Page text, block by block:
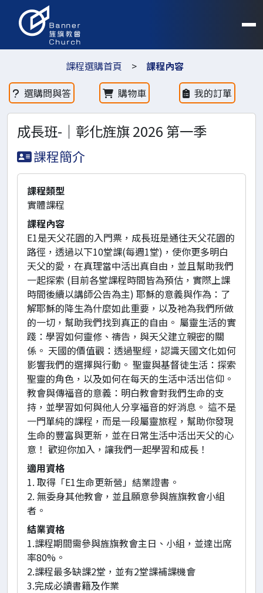
課程選購首頁 >
課程內容
選購問與答
購物車 我的訂單
成長班-｜彰化旌旗 2026 第一季
課程簡介
課程類型
實體課程
課程內容
E1是天父花園的入門票，成長班是通往天父花園的
路徑，透過以下10堂課(每週1堂)，使你更多明白
天父的愛，在真理當中活出真自由，並且幫助我們
一起探索 (目前各堂課程時間皆為預估，實際上課
時間後續以講師公告為主) 耶穌的意義與作為：了
解耶穌的降生為什麼如此重要，以及祂為我們所做
的一切，幫助我們找到真正的自由。 屬靈生活的實
踐：學習如何靈修、禱告，與天父建立親密的關
係。 天國的價值觀：透過聖經，認識天國文化如何
影響我們的選擇與行動。 聖靈與基督徒生活：探索
聖靈的角色，以及如何在每天的生活中活出信仰。
教會與傳福音的意義：明白教會對我們生命的支
持，並學習如何與他人分享福音的好消息。 這不是
一門單純的課程，而是一段屬靈旅程，幫助你發現
生命的豐富與更新，並在日常生活中活出天父的心
意！ 歡迎你加入，讓我們一起學習和成長！
適用資格
1. 取得「E1生命更新營」結業證書。
2. 無委身其他教會，並且願意參與旌旗教會小組
者。
結業資格
1.課程期間需參與旌旗教會主日、小組，並達出席
率80%。
2.課程最多缺課2堂，並有2堂課補課機會
3.完成必讀書籍及作業